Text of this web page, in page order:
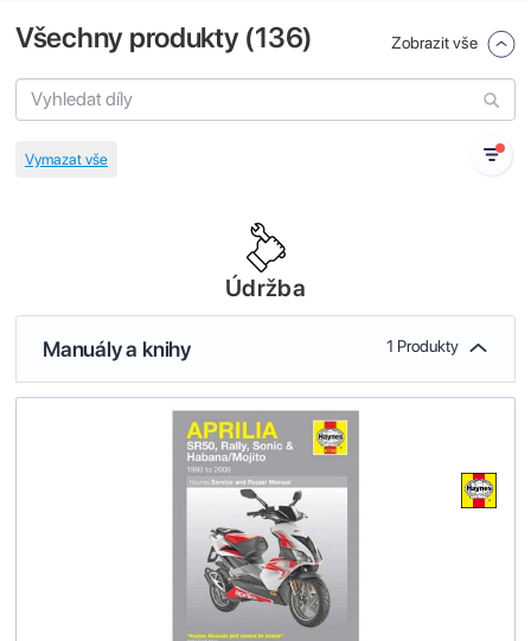
Všechny produkty (136) Zobrazit vše
Údržba
Manuály a knihy 1 Produkty